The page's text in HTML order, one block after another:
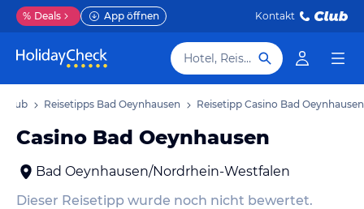
% Deals App öffnen Kontakt
Hotel, Reiseziel
Reisetipps Bad Oeynhausen Reisetipp Casino Bad Oeynhausen
Casino Bad Oeynhausen
Bad Oeynhausen/Nordrhein-Westfalen
Dieser Reisetipp wurde noch nicht bewertet.